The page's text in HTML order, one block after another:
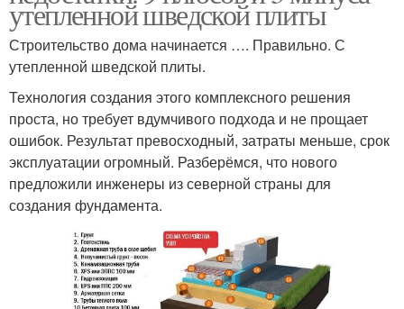
утепленной шведской плиты
Строительство дома начинается …. Правильно. С
утепленной шведской плиты.
Технология создания этого комплексного решения
проста, но требует вдумчивого подхода и не прощает
ошибок. Результат превосходный, затраты меньше, срок
эксплуатации огромный. Разберёмся, что нового
предложили инженеры из северной страны для
создания фундамента.